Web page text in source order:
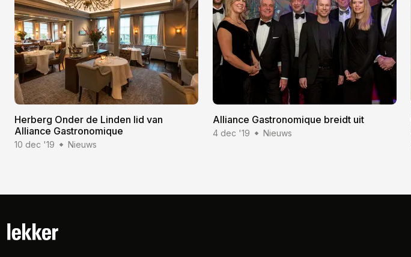
Herberg Onder de Linden lid van
Alliance Gastronomique
10 dec '19 Nieuws
Alliance Gastronomique breidt uit
4 dec '19 Nieuws